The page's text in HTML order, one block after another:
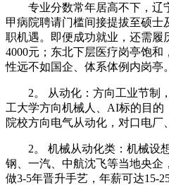
专业分数常年居高不下，辽
甲病院聘请门槛间接提拔至硕士
职机遇。即便成功就业，还需履
4000元；东北下层医疗岗亭饱
性远不如国企、体系体例内岗亭。
2。 从动化：方向工业节制
工大学方向机械人、AI标的目的
院校方向电气从动化，对口电厂
2。 机械从动化类：机械设
钢、一汽、中航沈飞等当地央企
做3-5年晋升手艺，年薪可达15-25